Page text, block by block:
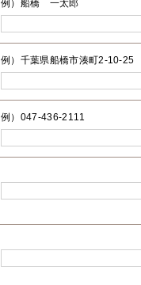
例）船橋 一太郎
例）千葉県船橋市湊町2-10-25
例）047-436-2111